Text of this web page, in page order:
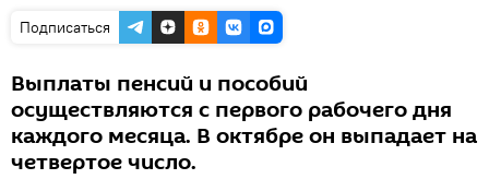
Подписаться
Выплаты пенсий и пособий
осуществляются с первого рабочего дня
каждого месяца. В октябре он выпадает на
четвертое число.